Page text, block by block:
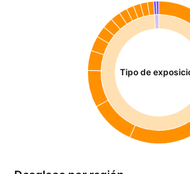
Tipo de